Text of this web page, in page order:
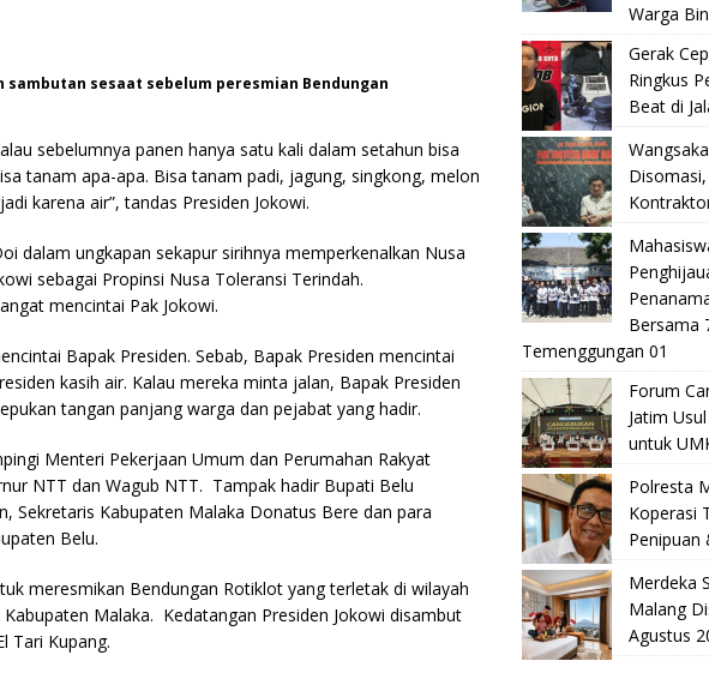
sambutan sesaat sebelum peresmian Bendungan
sebelumnya panen hanya satu kali dalam setahun bisa
tanam apa-apa. Bisa tanam padi, jagung, singkong, melon
karena air”, tandas Presiden Jokowi.
dalam ungkapan sekapur sirihnya memperkenalkan Nusa
sebagai Propinsi Nusa Toleransi Terindah.
mencintai Pak Jokowi.
Bapak Presiden. Sebab, Bapak Presiden mencintai
kasih air. Kalau mereka minta jalan, Bapak Presiden
tangan panjang warga dan pejabat yang hadir.
Menteri Pekerjaan Umum dan Perumahan Rakyat
NTT dan Wagub NTT. Tampak hadir Bupati Belu
Sekretaris Kabupaten Malaka Donatus Bere dan para
Belu.
meresmikan Bendungan Rotiklot yang terletak di wilayah
Malaka. Kedatangan Presiden Jokowi disambut
Tari Kupang.
Warga
Gerak
Ringkus
Beat di
Bersama
Temenggungan 01
Forum
Jatim
untuk
Polresta
Koperasi
Penipuan
Merdeka
Malang
Agustus